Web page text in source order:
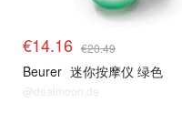
€14.16 €20.49
Beurer 迷你按摩仪 绿色
@dealmoon.de